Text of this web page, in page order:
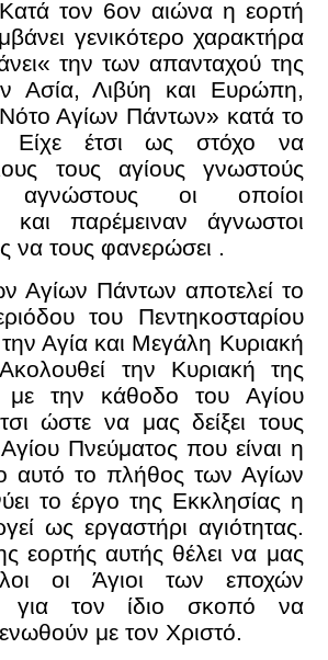
τον 6ον αιώνα η εορτή
γενικότερο χαρακτήρα
την των απανταχού της
Ασία, Λιβύη και Ευρώπη,
Αγίων Πάντων» κατά το
Είχε έτσι ως στόχο να
τους αγίους γνωστούς
οι οποίοι
και παρέμειναν άγνωστοι
να τους φανερώσει .
Αγίων Πάντων αποτελεί το
του Πεντηκοσταρίου
Αγία και Μεγάλη Κυριακή
την Κυριακή της
με την κάθοδο του Αγίου
ώστε να μας δείξει τους
Πνεύματος που είναι η
αυτό το πλήθος των Αγίων
το έργο της Εκκλησίας η
ως εργαστήρι αγιότητας.
εορτής αυτής θέλει να μας
οι Άγιοι των εποχών
για τον ίδιο σκοπό να
με τον Χριστό.